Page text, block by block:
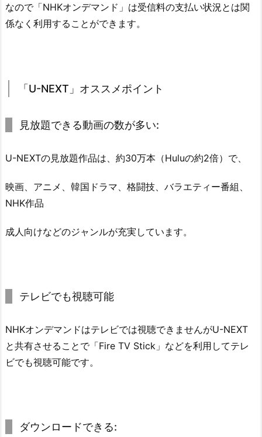
なので「NHKオンデマンド」は受信料の支払い状況とは関
係なく利用することができます。
「U-NEXT」オススメポイント
見放題できる動画の数が多い:
U-NEXTの見放題作品は、約30万本（Huluの約2倍）で、
映画、アニメ、韓国ドラマ、格闘技、バラエティー番組、
NHK作品
成人向けなどのジャンルが充実しています。
テレビでも視聴可能
NHKオンデマンドはテレビでは視聴できませんがU-NEXT
と共有させることで「Fire TV Stick」などを利用してテレ
ビでも視聴可能です。
ダウンロードできる: